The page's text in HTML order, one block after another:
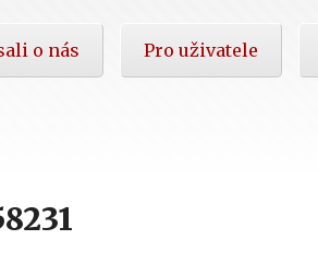
o nás Pro uživatele